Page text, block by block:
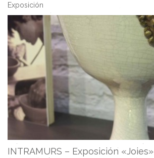
Exposición
INTRAMURS – Exposición «Joies»